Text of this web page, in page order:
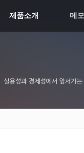
메
제품소개